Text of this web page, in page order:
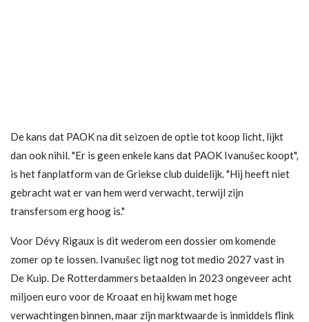
De kans dat PAOK na dit seizoen de optie tot koop licht, lijkt
dan ook nihil. "Er is geen enkele kans dat PAOK Ivanušec koopt",
is het fanplatform van de Griekse club duidelijk. "Hij heeft niet
gebracht wat er van hem werd verwacht, terwijl zijn
transfersom erg hoog is."
Voor Dévy Rigaux is dit wederom een dossier om komende
zomer op te lossen. Ivanušec ligt nog tot medio 2027 vast in
De Kuip. De Rotterdammers betaalden in 2023 ongeveer acht
miljoen euro voor de Kroaat en hij kwam met hoge
verwachtingen binnen, maar zijn marktwaarde is inmiddels flink